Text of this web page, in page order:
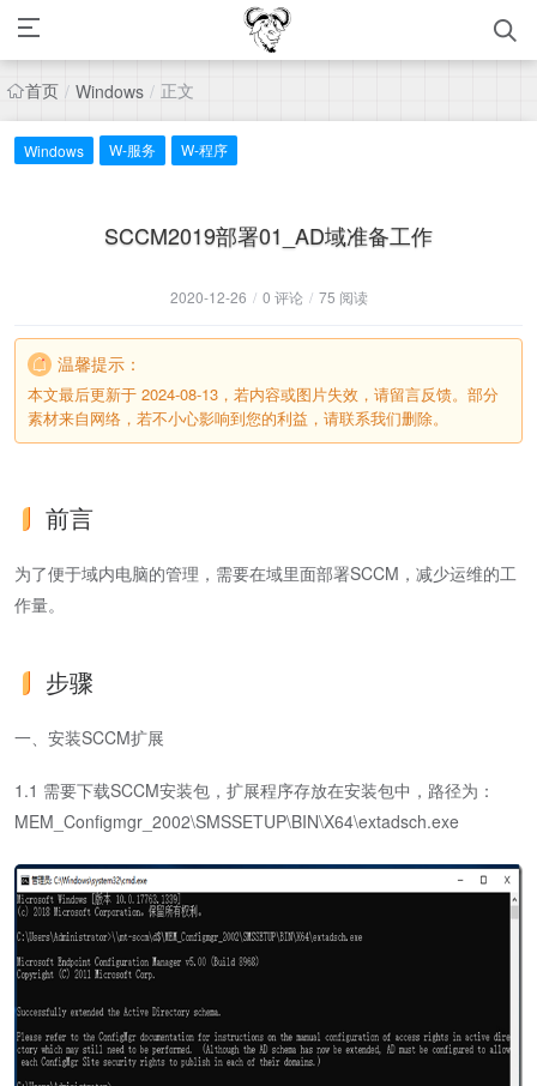
首页 / Windows / 正文
Windows W-服务 W-程序
SCCM2019部署01_AD域准备工作
2020-12-26 / 0 评论 / 75 阅读
温馨提示：
本文最后更新于 2024-08-13，若内容或图片失效，请留言反馈。部分
素材来自网络，若不小心影响到您的利益，请联系我们删除。
前言
为了便于域内电脑的管理，需要在域里面部署SCCM，减少运维的工
作量。
步骤
一、安装SCCM扩展
1.1 需要下载SCCM安装包，扩展程序存放在安装包中，路径为：
MEM_Configmgr_2002\SMSSETUP\BIN\X64\extadsch.exe